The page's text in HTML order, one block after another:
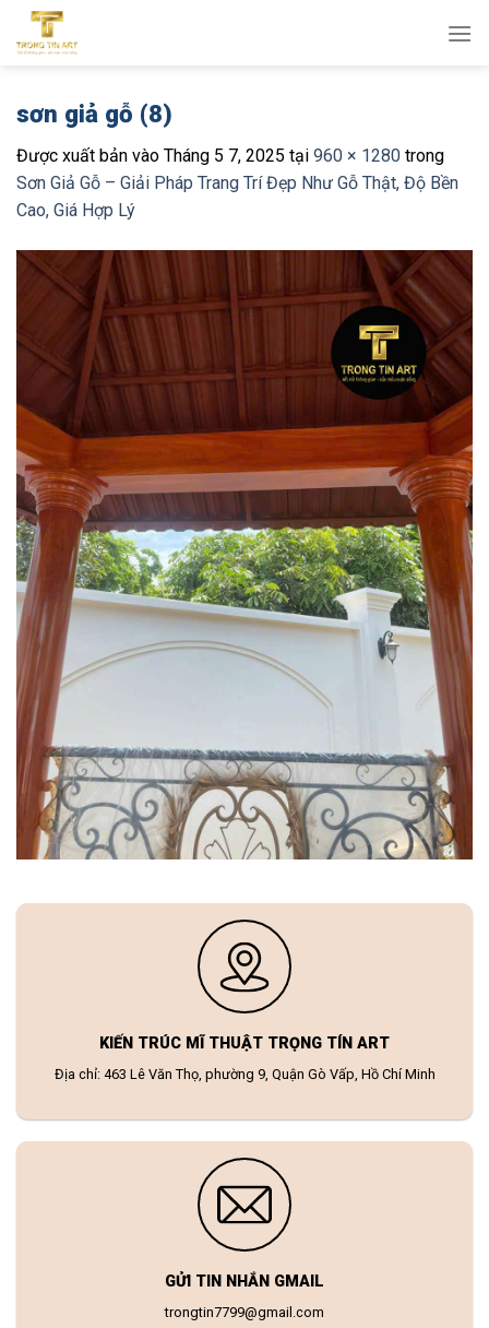
qua
sơn giả gỗ (8)
Được xuất bản vào Tháng 5 7, 2025 tại 960 × 1280 trong
Sơn Giả Gỗ – Giải Pháp Trang Trí Đẹp Như Gỗ Thật, Độ Bền
Cao, Giá Hợp Lý
KIẾN TRÚC MĨ THUẬT TRỌNG TÍN ART
Địa chỉ: 463 Lê Văn Thọ, phường 9, Quận Gò Vấp, Hồ Chí Minh
GỬI TIN NHẮN GMAIL
trongtin7799@gmail.com